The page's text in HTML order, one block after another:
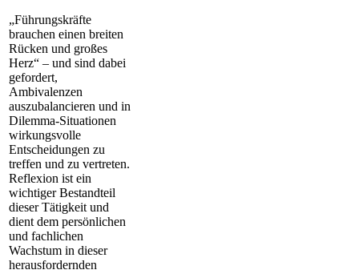
„Führungskräfte
brauchen einen breiten
Rücken und großes
Herz“ – und sind dabei
gefordert,
Ambivalenzen
auszubalancieren und in
Dilemma-Situationen
wirkungsvolle
Entscheidungen zu
treffen und zu vertreten.
Reflexion ist ein
wichtiger Bestandteil
dieser Tätigkeit und
dient dem persönlichen
und fachlichen
Wachstum in dieser
herausfordernden